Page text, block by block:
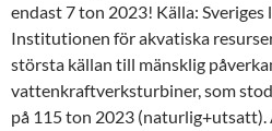
endast 7 ton 2023! Källa:
Institutionen för akvatiska
största källan till mänsklig
vattenkraftverksturbiner, som
på 115 ton 2023